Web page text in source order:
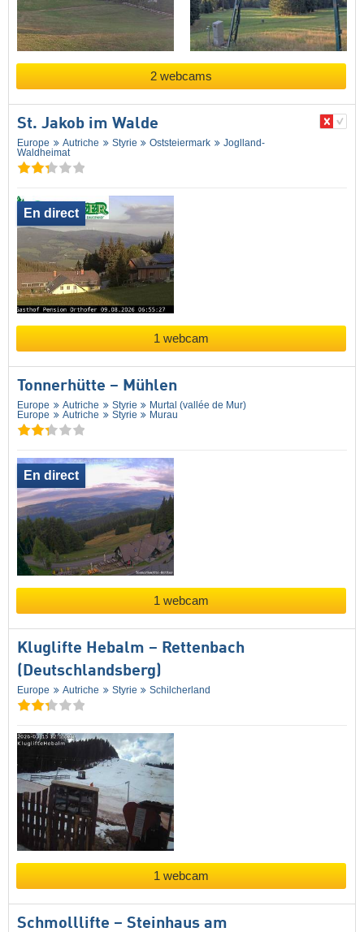
2 webcams
St. Jakob im Walde
Europe Autriche Styrie Oststeiermark
Joglland-
Waldheimat
En direct
1 webcam
Tonnerhütte – Mühlen
Europe Autriche Styrie
Murtal (vallée de Mur)
Europe
Autriche Styrie Murau
En direct
1 webcam
Kluglifte Hebalm – Rettenbach
(Deutschlandsberg)
Europe Autriche Styrie Schilcherland
1 webcam
Schmolllifte – Steinhaus am